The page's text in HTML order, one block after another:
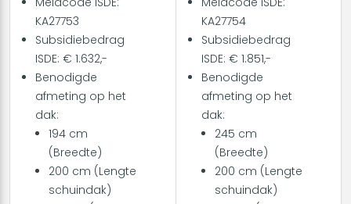
KA27753
Subsidiebedrag
ISDE: € 1.632,-
Benodigde
afmeting op het
dak:
194 cm
(Breedte)
200 cm (Lengte
schuindak)
KA27754
Subsidiebedrag
ISDE: € 1.851,-
Benodigde
afmeting op het
dak:
245 cm
(Breedte)
200 cm (Lengte
schuindak)